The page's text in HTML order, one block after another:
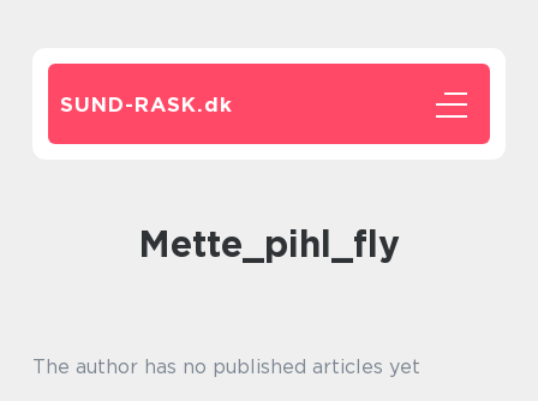
SUND-RASK.dk
mette_pihl_fly
The author has no published articles yet